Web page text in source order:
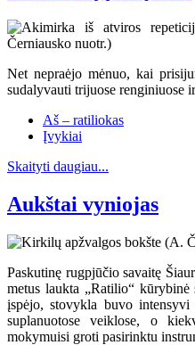
Net nepraėjo mėnuo, kai
sudalyvauti trijuose renginiuose
Aš – ratiliokas
Įvykiai
Skaityti daugiau...
Aukštai vyniojas
Paskutinę rugpjūčio savaitę
metus laukta „Ratilio“
įspėjo, stovykla buvo
suplanuotose veiklose, o
mokymuisi groti pasirinktu